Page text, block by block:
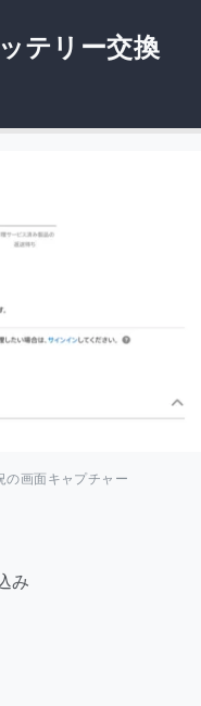
テリー交換
の画面キャプチャー
み